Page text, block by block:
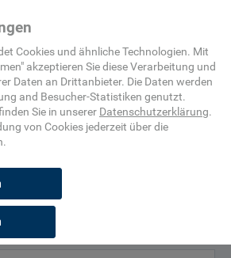
und
bar
min
kW
Cookies und ähnliche Technologien. Mit
" akzeptieren Sie diese Verarbeitung und
Daten an Drittanbieter. Die Daten werden
and Besucher-Statistiken genutzt.
Sie in unserer Datenschutzerklärung.
von Cookies jederzeit über die